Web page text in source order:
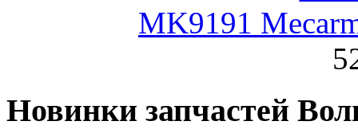
MK9191
Новинки запчастей